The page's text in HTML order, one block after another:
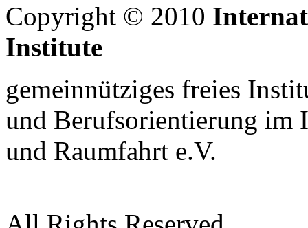
Copyright © 2010
Institute
gemeinnütziges freies
und Berufsorientierung im
und Raumfahrt e.V.